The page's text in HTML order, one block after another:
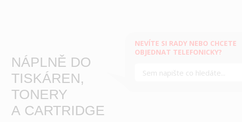
NÁPLNĚ DO
TISKÁREN,
TONERY
A CARTRIDGE
NEVÍTE SI RADY NEBO CHCETE
OBJEDNAT TELEFONICKY?